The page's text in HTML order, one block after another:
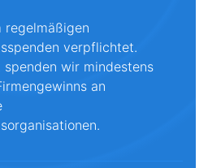
regelmäßigen
verpflichtet.
spenden wir mindestens
an